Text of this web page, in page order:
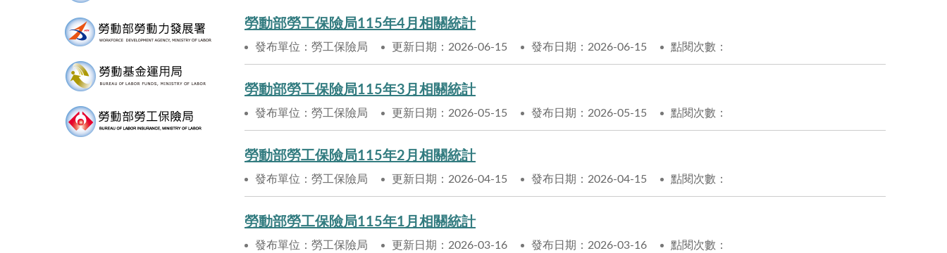
勞動部勞工保險局115年4月相關統計
發布單位：勞工保險局 更新日期：2026-06-15 發布日期：2026-06-15 點閱次數：
勞動部勞工保險局115年3月相關統計
發布單位：勞工保險局 更新日期：2026-05-15 發布日期：2026-05-15 點閱次數：
勞動部勞工保險局115年2月相關統計
發布單位：勞工保險局 更新日期：2026-04-15 發布日期：2026-04-15 點閱次數：
勞動部勞工保險局115年1月相關統計
發布單位：勞工保險局 更新日期：2026-03-16 發布日期：2026-03-16 點閱次數：